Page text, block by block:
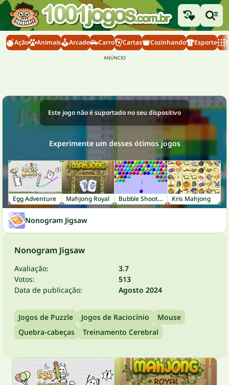
Ação Animais Arcade Carro Cartas Cozinhando Esporte
Este jogo não é suportado no seu dispositivo
Experimente um desses ótimos jogos
Egg Adventure Mahjong Royal Bubble Shooter Kris Mahjong
Nonogram Jigsaw
Nonogram Jigsaw
Avaliação:
3.7
Votos:
513
Data de publicação:
Agosto 2024
Jogos de Puzzle Jogos de Raciocínio
Mouse
Quebra-cabeças
Treinamento Cerebral